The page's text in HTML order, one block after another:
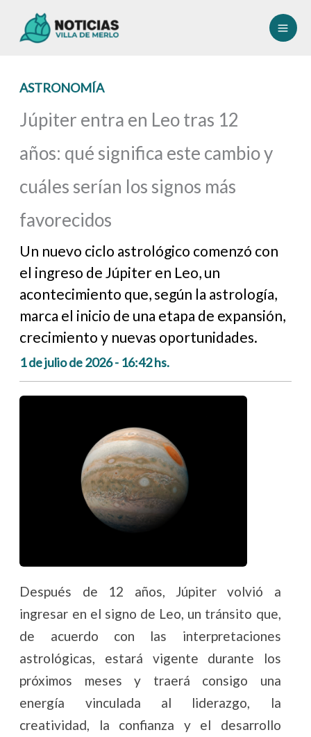
ASTRONOMÍA
Júpiter entra en Leo tras 12
años: qué significa este cambio y
cuáles serían los signos más
favorecidos
Un nuevo ciclo astrológico comenzó con
el ingreso de Júpiter en Leo, un
acontecimiento que, según la astrología,
marca el inicio de una etapa de expansión,
crecimiento y nuevas oportunidades.
1 de julio de 2026 - 16:42 hs.
Después de 12 años, Júpiter volvió a
ingresar en el signo de Leo, un tránsito que,
de acuerdo con las interpretaciones
astrológicas, estará vigente durante los
próximos meses y traerá consigo una
energía vinculada al liderazgo, la
creatividad, la confianza y el desarrollo